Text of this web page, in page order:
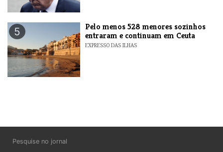
5
Pelo menos 528 menores sozinhos
entraram e continuam em Ceuta
EXPRESSO DAS ILHAS
Pesquise no jornal